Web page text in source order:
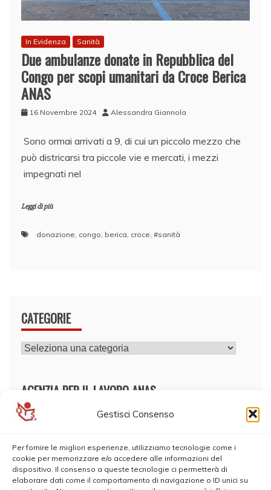
Gestisci Consenso
Per fornire le migliori esperienze, utilizziamo tecnologie come i
cookie per memorizzare e/o accedere alle informazioni del
dispositivo. Il consenso a queste tecnologie ci permetterà di
elaborare dati come il comportamento di navigazione o ID unici su
In Evidenza Sanità
Due ambulanze donate in Repubblica del
Congo per scopi umanitari da Croce Berica
ANAS
16 Novembre 2024 Alessandra Giannola
Sono ormai arrivati a 9, di cui un piccolo mezzo che
può districarsi tra piccole vie e mercati, i mezzi
impegnati nel
Leggi di più
donazione, congo, berica, croce, #sanità
CATEGORIE
CATEGORIE
AGENZIA PER IL LAVORO ANAS